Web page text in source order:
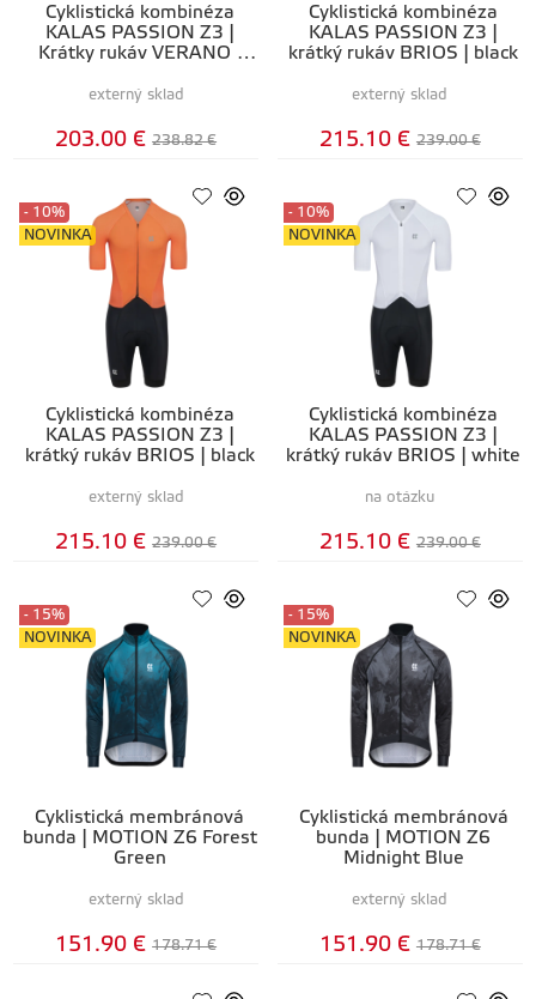
Cyklistická kombinéza
KALAS PASSION Z3 |
Krátky rukáv VERANO |
externý sklad
203.00 € 238.82 €
Cyklistická kombinéza
KALAS PASSION Z3 |
krátký rukáv BRIOS | black
externý sklad
215.10 € 239.00 €
Cyklistická kombinéza
KALAS PASSION Z3 |
krátký rukáv BRIOS | black
- 10%
NOVINKA
externý sklad
215.10 € 239.00 €
Cyklistická kombinéza
KALAS PASSION Z3 |
krátký rukáv BRIOS | white
- 10%
NOVINKA
na otázku
215.10 € 239.00 €
Cyklistická membránová
bunda | MOTION Z6 Forest
Green
- 15%
NOVINKA
externý sklad
151.90 € 178.71 €
Cyklistická membránová
bunda | MOTION Z6
Midnight Blue
- 15%
NOVINKA
externý sklad
151.90 € 178.71 €